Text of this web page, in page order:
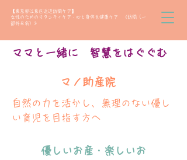
【東京都江東区近辺訪問ケア】
女性のためのマタニティケア・心と身体を健康ケア 《訪問（一
部外来有）》
マノ助産院
​ママと一緒に 智慧をはぐぐむ
​優しいお産・楽しいお
​自然の力を活かし、無理のない優し
い育児を目指す方へ